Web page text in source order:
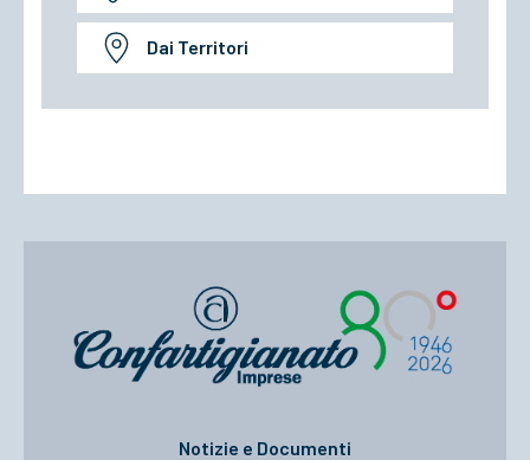
Dai Territori
Notizie e Documenti